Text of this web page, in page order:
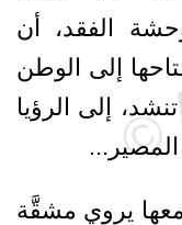
الفقد، أن
إلى الوطن
إلى الرؤيا
معها يروي مشقَّة